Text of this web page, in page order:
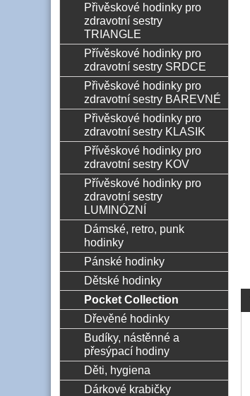
Přivěskové hodinky pro
zdravotní sestry
TRIANGLE
Přívěskové hodinky pro
zdravotní sestry SRDCE
Přivěskové hodinky pro
zdravotní sestry BAREVNÉ
Přivěskové hodinky pro
zdravotní sestry KLASIK
Přívěskové hodinky pro
zdravotní sestry KOV
Přívěskové hodinky pro
zdravotní sestry
LUMINÓZNÍ
Dámské, retro, punk
hodinky
Pánské hodinky
Dětské hodinky
Pocket Collection
Dřevěné hodinky
Budíky, nástěnné a
přesýpací hodiny
Děti, hygiena
Dárkové krabičky